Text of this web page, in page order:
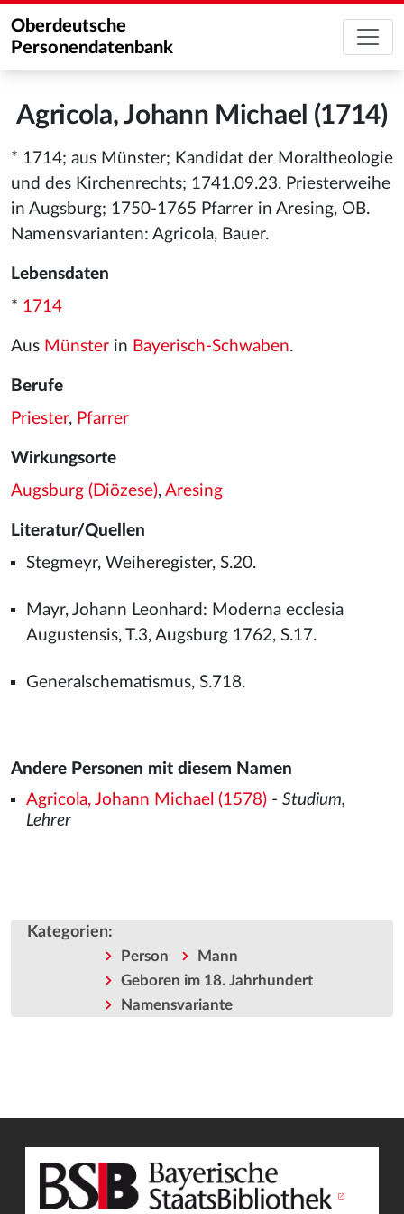
Oberdeutsche
Personendatenbank
Agricola, Johann Michael (1714)
* 1714; aus Münster; Kandidat der Moraltheologie
und des Kirchenrechts; 1741.09.23. Priesterweihe
in Augsburg; 1750-1765 Pfarrer in Aresing, OB.
Namensvarianten: Agricola, Bauer.
Lebensdaten
* 1714
Aus Münster in Bayerisch-Schwaben.
Berufe
Priester, Pfarrer
Wirkungsorte
Augsburg (Diözese), Aresing
Literatur/Quellen
Stegmeyr, Weiheregister, S.20.
Mayr, Johann Leonhard: Moderna ecclesia
Augustensis, T.3, Augsburg 1762, S.17.
Generalschematismus, S.718.
Andere Personen mit diesem Namen
Agricola, Johann Michael (1578)- Studium,
Lehrer
Kategorien:
Person
Mann
Geboren im 18. Jahrhundert
Namensvariante